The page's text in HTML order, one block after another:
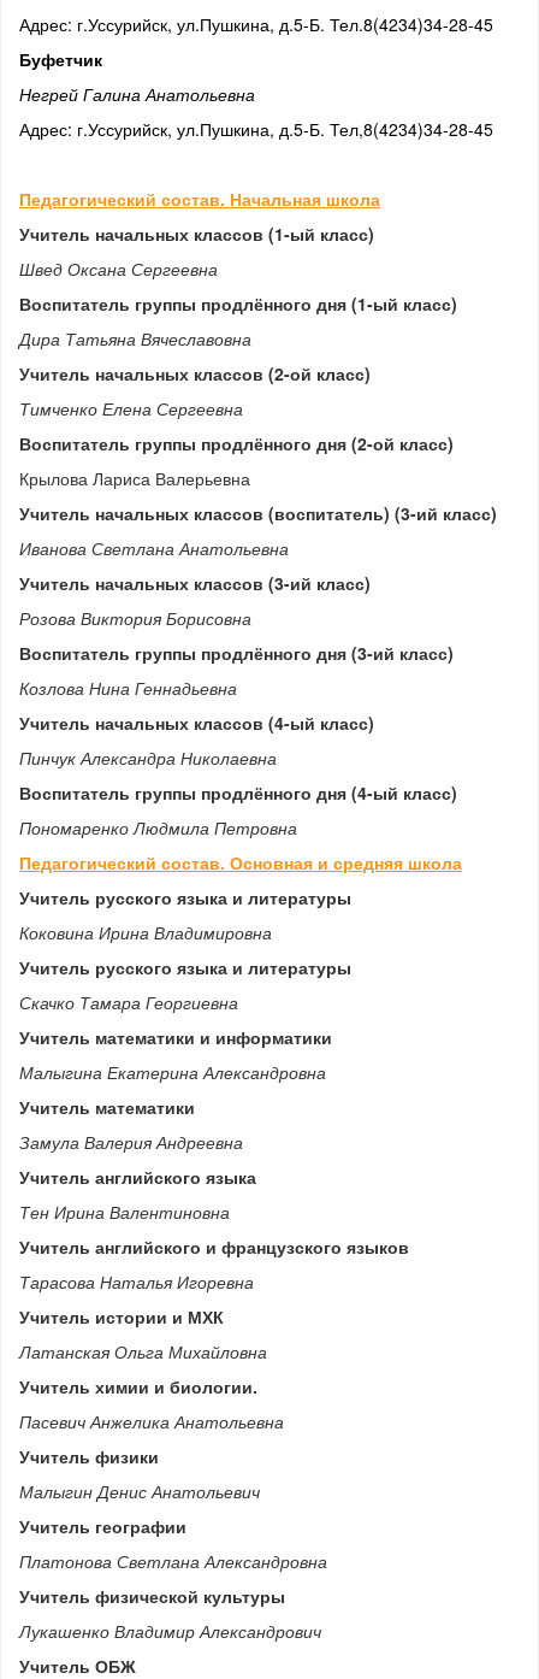
Адрес: г.Уссурийск, ул.Пушкина, д.5-Б. Тел.8(4234)34-28-45
Буфетчик
Негрей Галина Анатольевна
Адрес: г.Уссурийск, ул.Пушкина, д.5-Б. Тел,8(4234)34-28-45
Педагогический состав. Начальная школа
Учитель начальных классов (1-ый класс)
Швед Оксана Сергеевна
Воспитатель группы продлённого дня (1-ый класс)
Дира Татьяна Вячеславовна
Учитель начальных классов (2-ой класс)
Тимченко Елена Сергеевна
Воспитатель группы продлённого дня (2-ой класс)
Крылова Лариса Валерьевна
Учитель начальных классов (воспитатель) (3-ий класс)
Иванова Светлана Анатольевна
Учитель начальных классов (3-ий класс)
Розова Виктория Борисовна
Воспитатель группы продлённого дня (3-ий класс)
Козлова Нина Геннадьевна
Учитель начальных классов (4-ый класс)
Пинчук Александра Николаевна
Воспитатель группы продлённого дня (4-ый класс)
Пономаренко Людмила Петровна
Педагогический состав. Основная и средняя школа
Учитель русского языка и литературы
Коковина Ирина Владимировна
Учитель русского языка и литературы
Скачко Тамара Георгиевна
Учитель математики и информатики
Малыгина Екатерина Александровна
Учитель математики
Замула Валерия Андреевна
Учитель английского языка
Тен Ирина Валентиновна
Учитель английского и французского языков
Тарасова Наталья Игоревна
Учитель истории и МХК
Латанская Ольга Михайловна
Учитель химии и биологии.
Пасевич Анжелика Анатольевна
Учитель физики
Малыгин Денис Анатольевич
Учитель географии
Платонова Светлана Александровна
Учитель физической культуры
Лукашенко Владимир Александрович
Учитель ОБЖ